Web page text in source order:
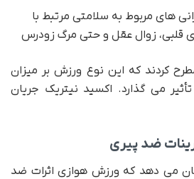
های مربوط به سلامتی مرتبط با
قلبی، زوال عقل و حتی مرگ زودرس
کردند که این نوع ورزش بر میزان
می گذارد. اکسید نیتریک جریان
ضد پیری
می دهد که ورزش هوازی اثرات ضد